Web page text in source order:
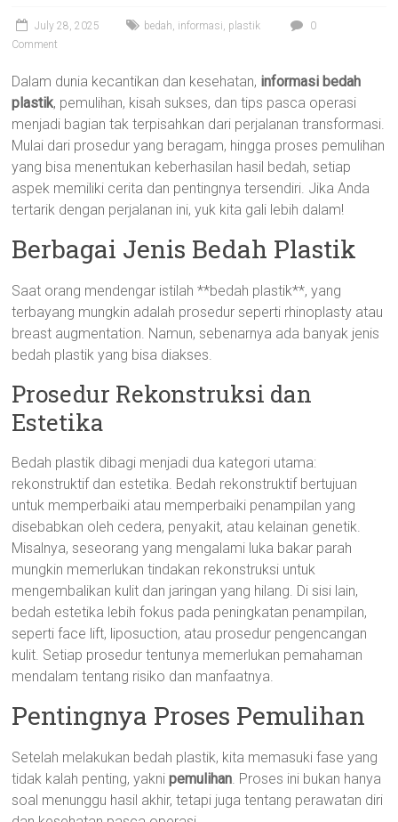
July 28, 2025 bedah, informasi, plastik
0
Comment
Dalam dunia kecantikan dan kesehatan, informasi bedah
plastik, pemulihan, kisah sukses, dan tips pasca operasi
menjadi bagian tak terpisahkan dari perjalanan transformasi.
Mulai dari prosedur yang beragam, hingga proses pemulihan
yang bisa menentukan keberhasilan hasil bedah, setiap
aspek memiliki cerita dan pentingnya tersendiri. Jika Anda
tertarik dengan perjalanan ini, yuk kita gali lebih dalam!
Berbagai Jenis Bedah Plastik
Saat orang mendengar istilah **bedah plastik**, yang
terbayang mungkin adalah prosedur seperti rhinoplasty atau
breast augmentation. Namun, sebenarnya ada banyak jenis
bedah plastik yang bisa diakses.
Prosedur Rekonstruksi dan
Estetika
Bedah plastik dibagi menjadi dua kategori utama:
rekonstruktif dan estetika. Bedah rekonstruktif bertujuan
untuk memperbaiki atau memperbaiki penampilan yang
disebabkan oleh cedera, penyakit, atau kelainan genetik.
Misalnya, seseorang yang mengalami luka bakar parah
mungkin memerlukan tindakan rekonstruksi untuk
mengembalikan kulit dan jaringan yang hilang. Di sisi lain,
bedah estetika lebih fokus pada peningkatan penampilan,
seperti face lift, liposuction, atau prosedur pengencangan
kulit. Setiap prosedur tentunya memerlukan pemahaman
mendalam tentang risiko dan manfaatnya.
Pentingnya Proses Pemulihan
Setelah melakukan bedah plastik, kita memasuki fase yang
tidak kalah penting, yaknipemulihan. Proses ini bukan hanya
soal menunggu hasil akhir, tetapi juga tentang perawatan diri